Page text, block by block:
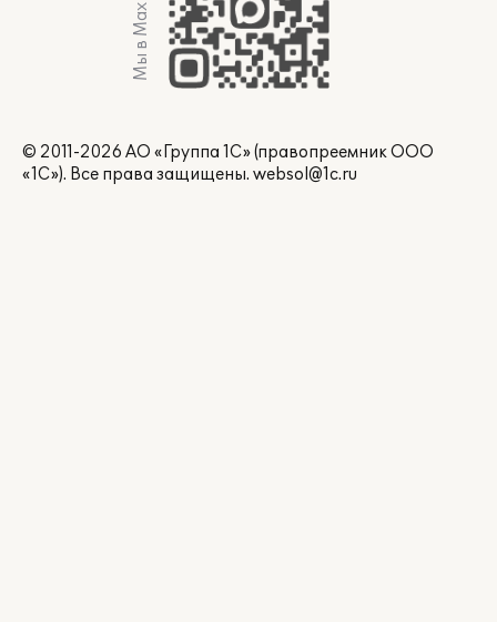
Мы в Max
© 2011-2026 АО «Группа 1С» (правопреемник ООО
«1С»). Все права защищены. websol@1c.ru